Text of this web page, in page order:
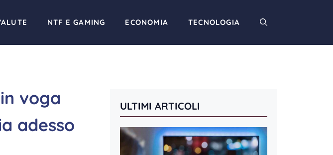
NTF E GAMING ECONOMIA TECNOLOGIA
voga
adesso
ULTIMI ARTICOLI